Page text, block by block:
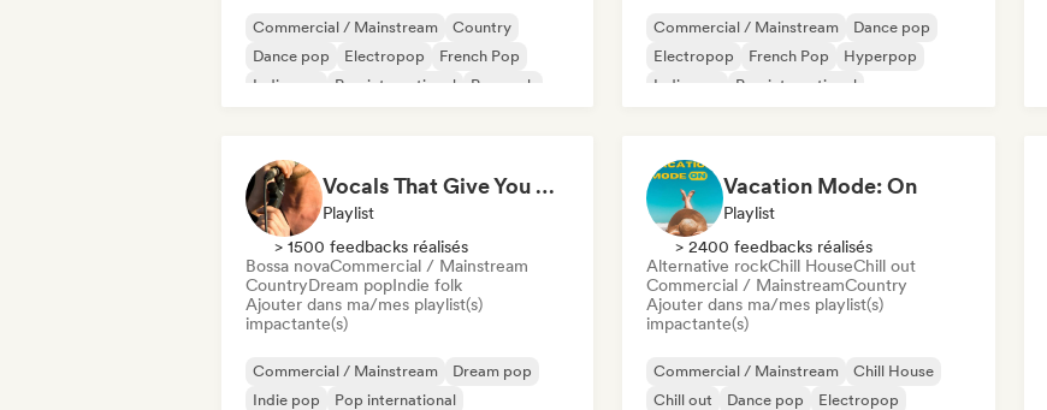
Commercial / Mainstream
Country
Dance pop
Electropop
French Pop
Indie pop
Pop international Pop rock
Commercial / Mainstream
Dance pop
Electropop
French Pop
Hyperpop
Indie pop
Pop international
Vocals That Give You Chills
Playlist
> 1500 feedbacks réalisés
Bossa novaCommercial / Mainstream
CountryDream popIndie folk
Ajouter dans ma/mes playlist(s)
impactante(s)
Commercial / Mainstream
Dream pop
Indie pop
Pop international
Vacation Mode: On
Playlist
> 2400 feedbacks réalisés
Alternative rockChill HouseChill out
Commercial / MainstreamCountry
Ajouter dans ma/mes playlist(s)
impactante(s)
Commercial / Mainstream
Chill House
Chill out
Dance pop
Electropop